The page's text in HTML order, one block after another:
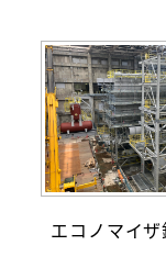
エコノマイ